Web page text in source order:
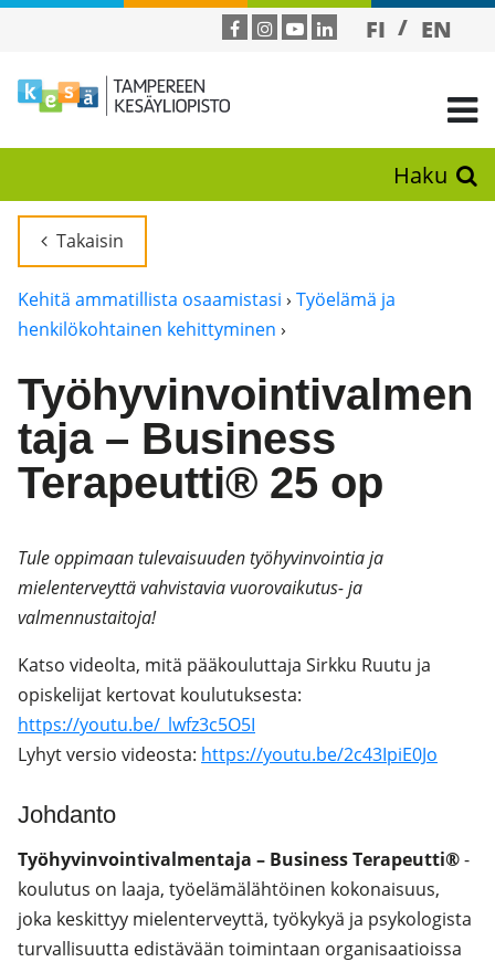
FI EN
Haku
Takaisin
Kehitä ammatillista osaamistasi › Työelämä ja
henkilökohtainen kehittyminen ›
Työhyvinvointivalmen
taja – Business
Terapeutti® 25 op
Tule oppimaan tulevaisuuden työhyvinvointia ja
mielenterveyttä vahvistavia vuorovaikutus- ja
valmennustaitoja!
Katso videolta, mitä pääkouluttaja Sirkku Ruutu ja
opiskelijat kertovat koulutuksesta:
https://youtu.be/_lwfz3c5O5I
Lyhyt versio videosta: https://youtu.be/2c43IpiE0Jo
Johdanto
Työhyvinvointivalmentaja – Business Terapeutti®-
koulutus on laaja, työelämälähtöinen kokonaisuus,
joka keskittyy mielenterveyttä, työkykyä ja psykologista
turvallisuutta edistävään toimintaan organisaatioissa